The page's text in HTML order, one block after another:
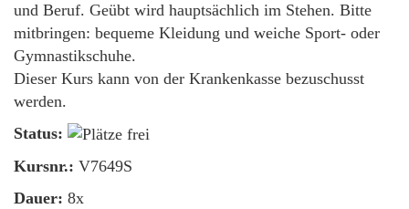
und Beruf. Geübt wird hauptsächlich im Stehen. Bitte
mitbringen: bequeme Kleidung und weiche Sport- oder
Gymnastikschuhe.
Dieser Kurs kann von der Krankenkasse bezuschusst
werden.
Status:
Kursnr.: V7649S
Dauer: 8x